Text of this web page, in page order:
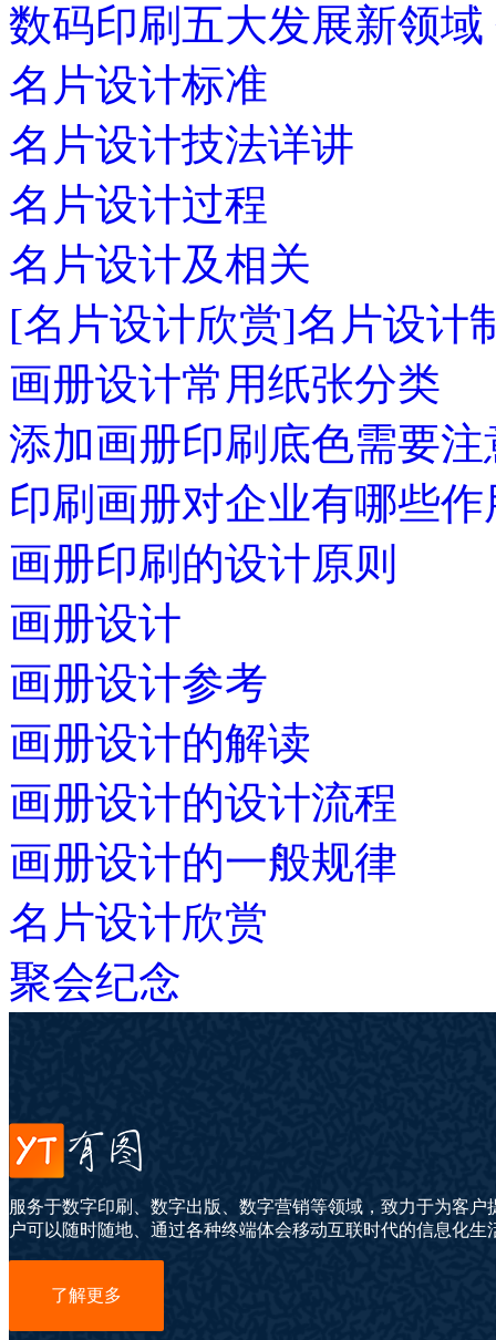
数码印刷五大发展新领
名片设计标准
名片设计技法详讲
名片设计过程
名片设计及相关
[名片设计欣赏]名片设计
画册设计常用纸张分类
添加画册印刷底色需要
印刷画册对企业有哪些作
画册印刷的设计原则
画册设计
画册设计参考
画册设计的解读
画册设计的设计流程
画册设计的一般规律
名片设计欣赏
聚会纪念
服务于数字印刷、数字出版、数字营销等领域，致力于为客
户可以随时随地、通过各种终端体会移动互联时代的信息化生
了解更多